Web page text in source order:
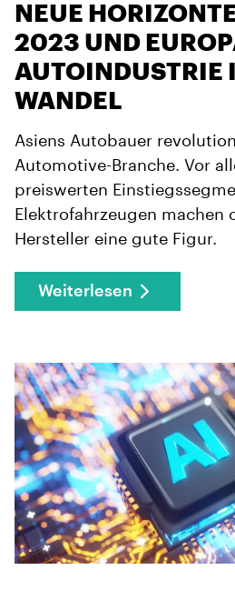
NEUE
2023 UND
AUTOINDUSTRIE
WANDEL
Asiens Autobauer
Automotive-Branche. Vor
preiswerten
Elektrofahrzeugen machen
Hersteller eine gute Figur.
Weiterlesen